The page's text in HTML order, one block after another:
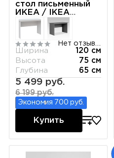
стол письменный
ИКЕА / IKEA
120х65 сонома
Ширина
120 см
Высота
75 см
Глубина
65 см
5 499 руб.
6 199 руб.
Экономия 700 руб.
Купить